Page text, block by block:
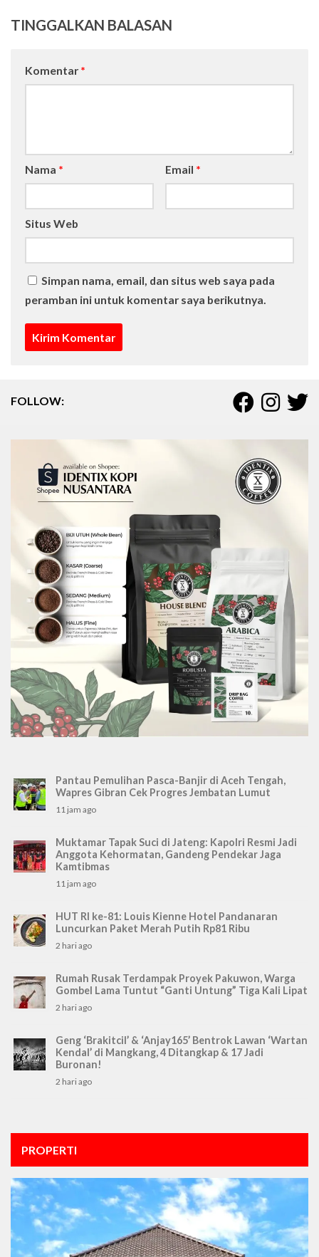
TINGGALKAN BALASAN
Komentar *
Nama * Email *
Situs Web
Simpan nama, email, dan situs web saya pada
peramban ini untuk komentar saya berikutnya.
FOLLOW:
Pantau Pemulihan Pasca-Banjir di Aceh Tengah,
Wapres Gibran Cek Progres Jembatan Lumut
11 jam ago
Muktamar Tapak Suci di Jateng: Kapolri Resmi Jadi
Anggota Kehormatan, Gandeng Pendekar Jaga
Kamtibmas
11 jam ago
HUT RI ke-81: Louis Kienne Hotel Pandanaran
Luncurkan Paket Merah Putih Rp81 Ribu
2 hari ago
Rumah Rusak Terdampak Proyek Pakuwon, Warga
Gombel Lama Tuntut “Ganti Untung” Tiga Kali Lipat
2 hari ago
Geng ‘Brakitcil’ & ‘Anjay165’ Bentrok Lawan ‘Wartan
Kendal’ di Mangkang, 4 Ditangkap & 17 Jadi
Buronan!
2 hari ago
PROPERTI